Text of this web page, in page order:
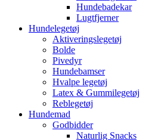
Hundebadekar
Lugtfjerner
Hundelegetøj
Aktiveringslegetøj
Bolde
Pivedyr
Hundebamser
Hvalpe legetøj
Latex & Gummilegetøj
Reblegetøj
Hundemad
Godbidder
Naturlig Snacks